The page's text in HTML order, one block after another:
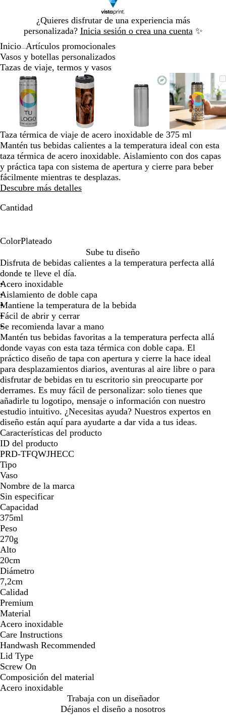
¿Quieres disfrutar de una experiencia más
personalizada? Inicia sesión o crea una cuenta ✨
1
Inicio Artículos promocionales
Vasos y botellas personalizados
Tazas de viaje, termos y vasos
Imagen
ampliable
Acercado
hasta
mínimo
Haz
clic
para
expandir
Utiliza
las
teclas
de
más
menos
para
ampliar
alejar
y
las
moverte
imagen
Imagen
ampliable
Acercado
hasta
mínimo
Haz
clic
para
expandir
Utiliza
las
teclas
de
más
y
menos
para
ampliar
y
alejar
por
la
imagen
Imagen
ampliable
Acercado
hasta
clic
expandir
Utiliza
las
de
y
menos
para
ampliar
y
imagen
Imagen
hasta
mínimo
clic
para
Utiliza
las
teclas
de
más
y
menos
ampliar
imagen
Diapositiva
Taza térmica de viaje de acero inoxidable de 375 ml
Mantén tus bebidas calientes a la temperatura ideal con esta
taza térmica de acero inoxidable. Aislamiento con dos capas
y práctica tapa con sistema de apertura y cierre para beber
fácilmente mientras te desplazas.
Descubre más detalles
Cantidad
ColorPlateado
l
a
t
e
a
d
o
Sube tu diseño
Disfruta de bebidas calientes a la temperatura perfecta allá
donde te lleve el día.
Acero inoxidable
Aislamiento de doble capa
Mantiene la temperatura de la bebida
Fácil de abrir y cerrar
Se recomienda lavar a mano
Mantén tus bebidas favoritas a la temperatura perfecta allá
donde vayas con esta taza térmica con doble capa. El
práctico diseño de tapa con apertura y cierre la hace ideal
para desplazamientos diarios, aventuras al aire libre o para
disfrutar de bebidas en tu escritorio sin preocuparte por
derrames. Es muy fácil de personalizar: solo tienes que
añadirle tu logotipo, mensaje o información con nuestro
estudio intuitivo. ¿Necesitas ayuda? Nuestros expertos en
diseño están aquí para ayudarte a dar vida a tus ideas.
Características del producto
ID del producto
PRD-TFQWJHECC
Tipo
Vaso
Nombre de la marca
Sin especificar
Capacidad
375ml
Peso
270g
Alto
20cm
Diámetro
7,2cm
Calidad
Premium
Material
Acero inoxidable
Care Instructions
Handwash Recommended
Lid Type
Screw On
Composición del material
Acero inoxidable
Trabaja con un diseñador
Déjanos el diseño a nosotros